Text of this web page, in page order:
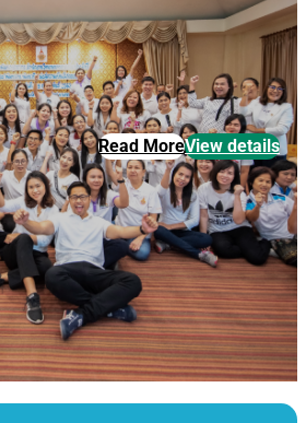
Read MoreView details